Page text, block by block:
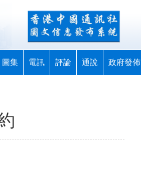
圖集 電訊 評論 通說 政府發佈